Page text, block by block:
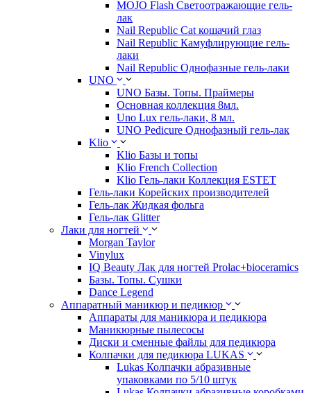
MOJO Flash Светоотражающие гель-
лак
Nail Republic Cat кошачий глаз
Nail Republic Камуфлирующие гель-
лаки
Nail Republic Однофазные гель-лаки
UNO
UNO Базы. Топы. Праймеры
Основная коллекция 8мл.
Uno Lux гель-лаки, 8 мл.
UNO Pedicure Однофазный гель-лак
Klio
Klio Базы и топы
Klio French Collection
Klio Гель-лаки Коллекция ESTET
Гель-лаки Корейских производителей
Гель-лак Жидкая фольга
Гель-лак Glitter
Лаки для ногтей
Morgan Taylor
Vinylux
IQ Beauty Лак для ногтей Prolac+bioceramics
Базы. Топы. Сушки
Dance Legend
Аппаратный маникюр и педикюр
Аппараты для маникюра и педикюра
Маникюрные пылесосы
Диски и сменные файлы для педикюра
Колпачки для педикюра LUKAS
Lukas Колпачки абразивные
упаковками по 5/10 штук